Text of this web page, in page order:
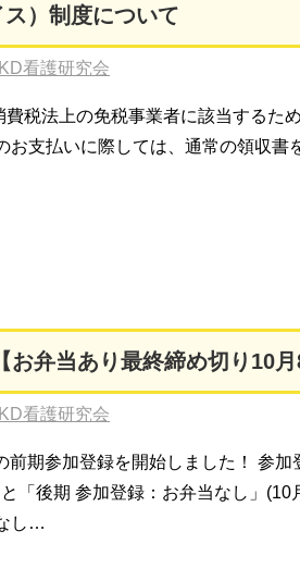
）制度について
看護研究会
税法上の免税事業者に該当するた
お支払いに際しては、通常の領収書
弁当あり最終締め切り10月
看護研究会
期参加登録を開始しました！ 参
「後期 参加登録：お弁当なし」(10
し…